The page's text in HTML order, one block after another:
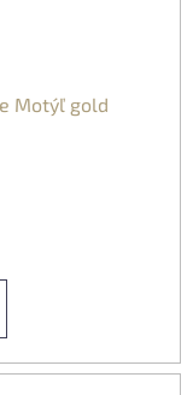
Motýľ gold